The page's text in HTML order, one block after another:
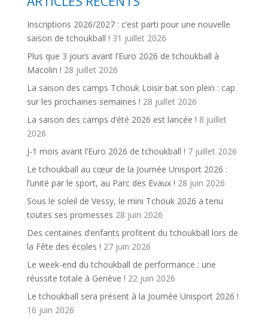
Inscriptions 2026/2027 : c’est parti pour une nouvelle
saison de tchoukball ! 31 juillet 2026
Plus que 3 jours avant l’Euro 2026 de tchoukball à
Macolin ! 28 juillet 2026
La saison des camps Tchouk Loisir bat son plein : cap
sur les prochaines semaines ! 28 juillet 2026
La saison des camps d’été 2026 est lancée ! 8 juillet
2026
J-1 mois avant l’Euro 2026 de tchoukball ! 7 juillet 2026
Le tchoukball au cœur de la Journée Unisport 2026 :
l’unité par le sport, au Parc des Evaux ! 28 juin 2026
Sous le soleil de Vessy, le mini Tchouk 2026 a tenu
toutes ses promesses 28 juin 2026
Des centaines d’enfants profitent du tchoukball lors de
la Fête des écoles ! 27 juin 2026
Le week-end du tchoukball de performance : une
réussite totale à Genève ! 22 juin 2026
Le tchoukball sera présent à la Journée Unisport 2026 !
16 juin 2026